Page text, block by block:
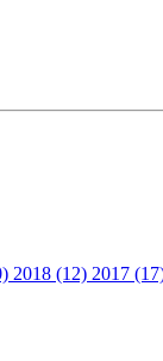
2018 (12) 2017